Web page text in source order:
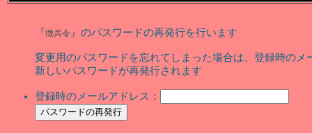
『徴兵令 』のパスワードの再発行を行います
変更用のパスワードを忘れてしまった場合は、登録時のメ
新しいパスワードが再発行されます
登録時のメールアドレス：